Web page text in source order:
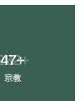
47+
宗教